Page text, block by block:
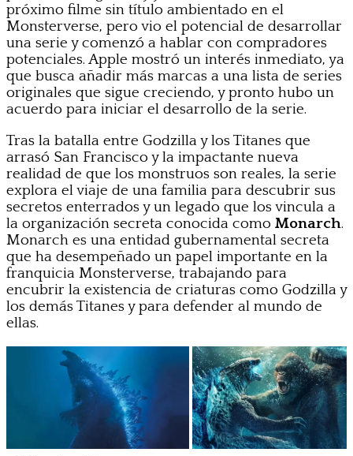
próximo filme sin título ambientado en el
Monsterverse, pero vio el potencial de desarrollar
una serie y comenzó a hablar con compradores
potenciales. Apple mostró un interés inmediato, ya
que busca añadir más marcas a una lista de series
originales que sigue creciendo, y pronto hubo un
acuerdo para iniciar el desarrollo de la serie.
Tras la batalla entre Godzilla y los Titanes que
arrasó San Francisco y la impactante nueva
realidad de que los monstruos son reales, la serie
explora el viaje de una familia para descubrir sus
secretos enterrados y un legado que los vincula a
la organización secreta conocida como Monarch.
Monarch es una entidad gubernamental secreta
que ha desempeñado un papel importante en la
franquicia Monsterverse, trabajando para
encubrir la existencia de criaturas como Godzilla y
los demás Titanes y para defender al mundo de
ellas.